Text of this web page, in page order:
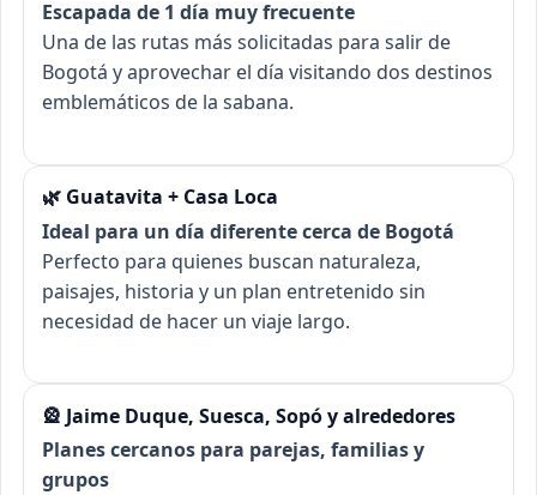
Escapada de 1 día muy frecuente
Una de las rutas más solicitadas para salir de
Bogotá y aprovechar el día visitando dos destinos
emblemáticos de la sabana.
🌿 Guatavita + Casa Loca
Ideal para un día diferente cerca de Bogotá
Perfecto para quienes buscan naturaleza,
paisajes, historia y un plan entretenido sin
necesidad de hacer un viaje largo.
🎡 Jaime Duque, Suesca, Sopó y alrededores
Planes cercanos para parejas, familias y
grupos